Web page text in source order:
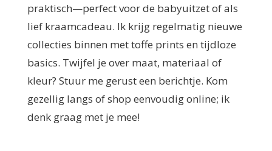
praktisch—perfect voor de babyuitzet of als
lief kraamcadeau. Ik krijg regelmatig nieuwe
collecties binnen met toffe prints en tijdloze
basics. Twijfel je over maat, materiaal of
kleur? Stuur me gerust een berichtje. Kom
gezellig langs of shop eenvoudig online; ik
denk graag met je mee!